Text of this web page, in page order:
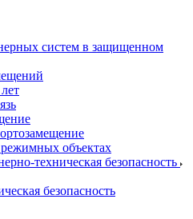
систем в защищенном
объектах
техническая безопасность
безопасность